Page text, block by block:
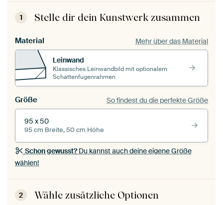
1 Stelle dir dein Kunstwerk zusammen
Material Mehr über das Material
Leinwand
Klassisches Leinwandbild mit optionalem
Schattenfugenrahmen
Größe So findest du die perfekte Größe
95 x 50
95 cm Breite, 50 cm Höhe
Schon gewusst?Du kannst auch deine eigene Größe
wählen!
2 Wähle zusätzliche Optionen